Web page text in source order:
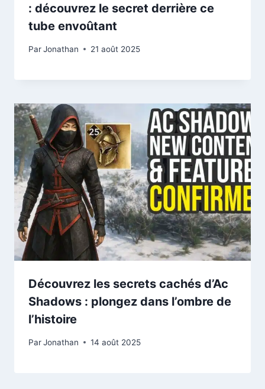
: découvrez le secret derrière ce
tube envoûtant
ParJonathan 21 août 2025
Découvrez les secrets cachés d’Ac
Shadows : plongez dans l’ombre de
l’histoire
ParJonathan 14 août 2025